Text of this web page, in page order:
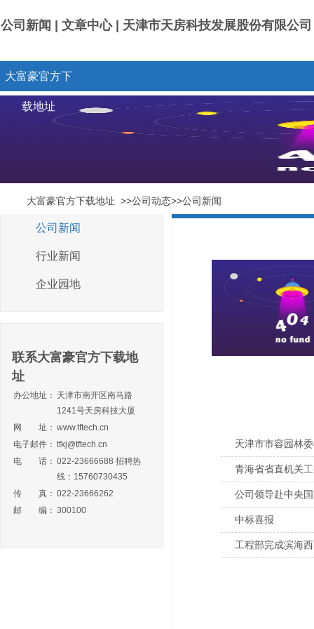
公司新闻 | 文章中心 | 天津市天房科技发展股份有限公
大富豪官方下
载地址
大富豪官方下载地址 >>公司动态>>公司新闻
天津市市容园林
青海省省直机关
公司领导赴中央
中标喜报
工程部完成滨海
公司新闻
行业新闻
企业园地
联系大富豪官方下载地
址
办公地址： 天津市南开区南马路
1241号天房科技大厦
网 址： www.tftech.cn
电子邮件： tfkj@tftech.cn
电 话： 022-23666688 招聘热
线：15760730435
传 真： 022-23666262
邮 编： 300100